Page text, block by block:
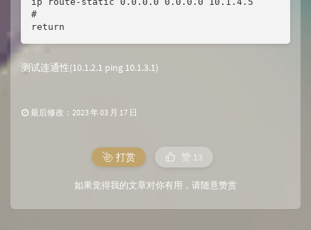
#
return
测试连通性(10.1.2.1 ping 10.1.3.1)
最后修改：2023 年 03 月 17 日
打赏 赞 13
如果觉得我的文章对你有用，请随意赞赏